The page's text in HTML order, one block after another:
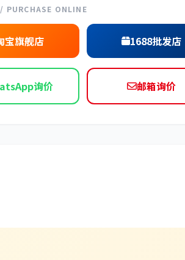
PURCHASE ONLINE
宝旗舰店 1688批发店
询价 邮箱询价